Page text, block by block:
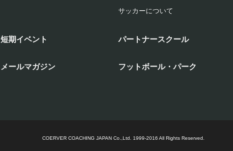
サッカーについて
短期イベント パートナースクール
メールマガジン フットボール・パーク
COERVER COACHING JAPAN Co.,Ltd. 1999-2016 All Rights Reserved.